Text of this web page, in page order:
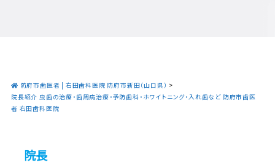
防府市歯医者 | 右田歯科医院 防府市新田（山口県） >
院長紹介 虫歯の治療・歯周病治療・予防歯科・ホワイトニング・入れ歯など 防府市歯医
者 右田歯科医院
院長